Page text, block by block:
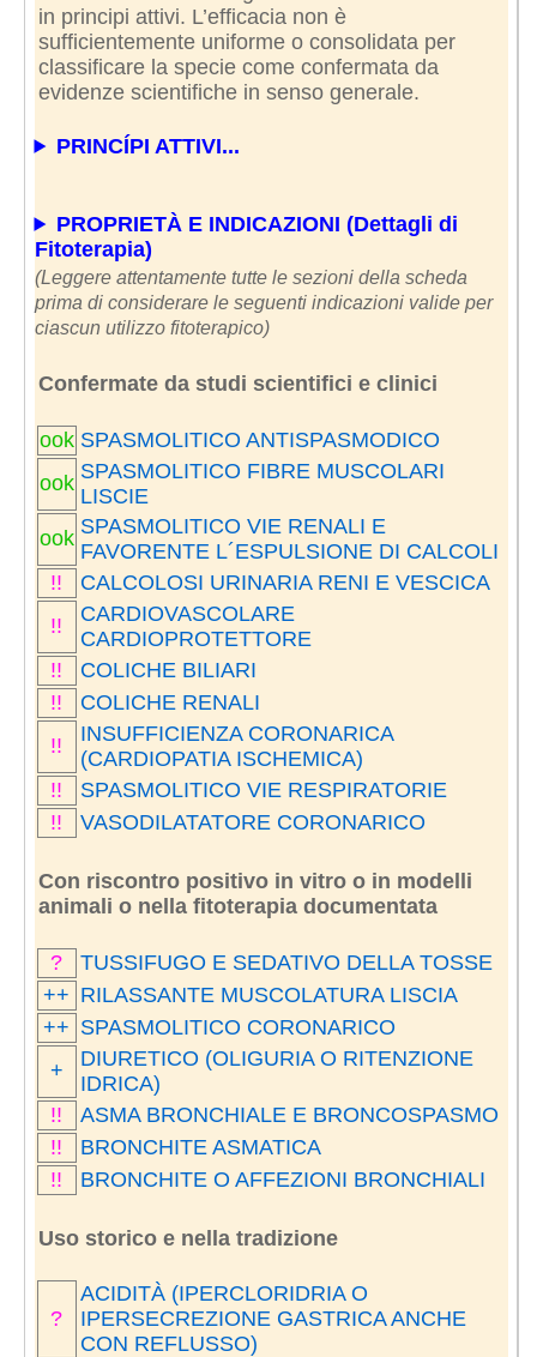
in principi attivi. L’efficacia non è
sufficientemente uniforme o consolidata per
classificare la specie come confermata da
evidenze scientifiche in senso generale.
PRINCÍPI ATTIVI...
PROPRIETÀ E INDICAZIONI (Dettagli di
Fitoterapia)
(Leggere attentamente tutte le sezioni della scheda
prima di considerare le seguenti indicazioni valide per
ciascun utilizzo fitoterapico)
Confermate da studi scientifici e clinici
ook SPASMOLITICO ANTISPASMODICO
ook SPASMOLITICO FIBRE MUSCOLARI
LISCIE
ook SPASMOLITICO VIE RENALI E
FAVORENTE L´ESPULSIONE DI CALCOLI
!!
CALCOLOSI URINARIA RENI E VESCICA
!!
CARDIOVASCOLARE
CARDIOPROTETTORE
!!
COLICHE BILIARI
!!
COLICHE RENALI
!!
INSUFFICIENZA CORONARICA
(CARDIOPATIA ISCHEMICA)
!!
SPASMOLITICO VIE RESPIRATORIE
!!
VASODILATATORE CORONARICO
Con riscontro positivo in vitro o in modelli
animali o nella fitoterapia documentata
?
TUSSIFUGO E SEDATIVO DELLA TOSSE
++ RILASSANTE MUSCOLATURA LISCIA
++ SPASMOLITICO CORONARICO
+
DIURETICO (OLIGURIA O RITENZIONE
IDRICA)
!!
ASMA BRONCHIALE E BRONCOSPASMO
!!
BRONCHITE ASMATICA
!!
BRONCHITE O AFFEZIONI BRONCHIALI
Uso storico e nella tradizione
?
ACIDITÀ (IPERCLORIDRIA O
IPERSECREZIONE GASTRICA ANCHE
CON REFLUSSO)